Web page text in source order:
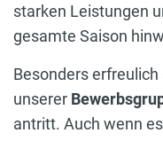
starken Leistungen
gesamte Saison
Besonders
unserer
antritt. Auch wenn